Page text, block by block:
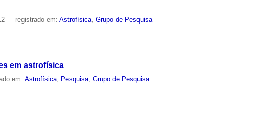
— registrado em:Astrofísica,Grupo de Pesquisa
em astrofísica
em:Astrofísica Pesquisa ,Grupo de Pesquisa